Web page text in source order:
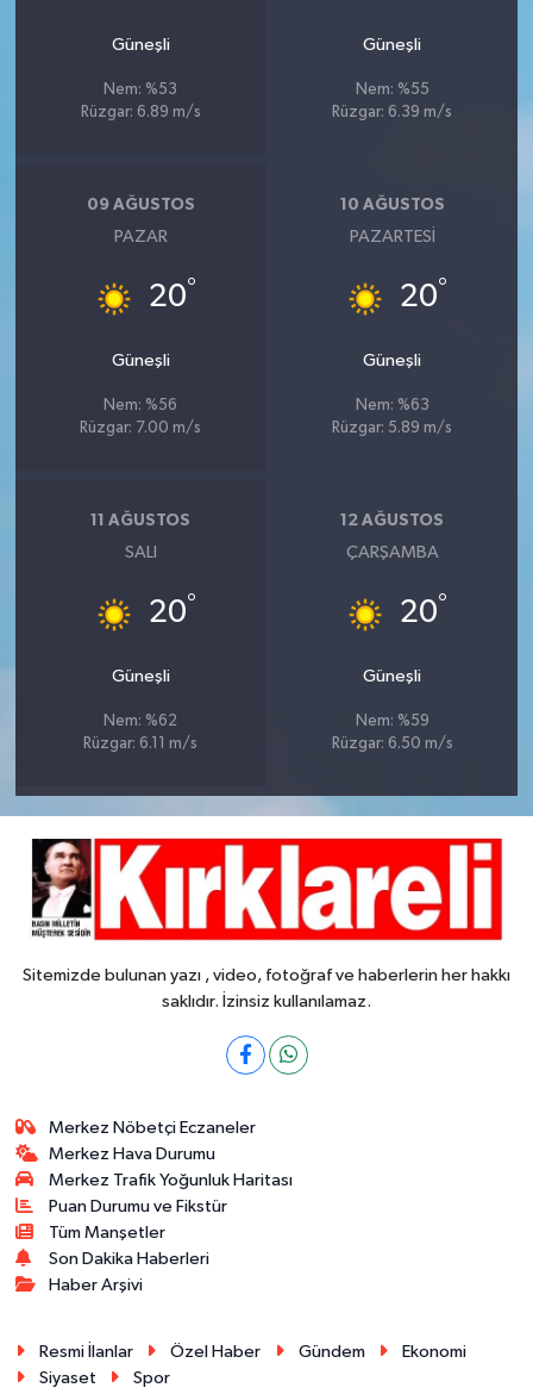
Güneşli
Nem: %53
Rüzgar: 6.89 m/s
Güneşli
Nem: %55
Rüzgar: 6.39 m/s
09 AĞUSTOS
PAZAR
20°
Güneşli
Nem: %56
Rüzgar: 7.00 m/s
10 AĞUSTOS
PAZARTESI
20°
Güneşli
Nem: %63
Rüzgar: 5.89 m/s
11 AĞUSTOS
SALI
20°
Güneşli
Nem: %62
Rüzgar: 6.11 m/s
12 AĞUSTOS
ÇARŞAMBA
20°
Güneşli
Nem: %59
Rüzgar: 6.50 m/s
Sitemizde bulunan yazı , video, fotoğraf ve haberlerin her hakkı
saklıdır. İzinsiz kullanılamaz.
Merkez Nöbetçi Eczaneler
Merkez Hava Durumu
Merkez Trafik Yoğunluk Haritası
Puan Durumu ve Fikstür
Tüm Manşetler
Son Dakika Haberleri
Haber Arşivi
Resmi İlanlar Özel Haber Gündem
Ekonomi
Siyaset
Spor